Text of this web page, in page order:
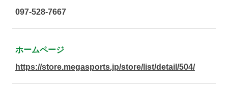
097-528-7667
ホームページ
https://store.megasports.jp/store/list/detail/504/